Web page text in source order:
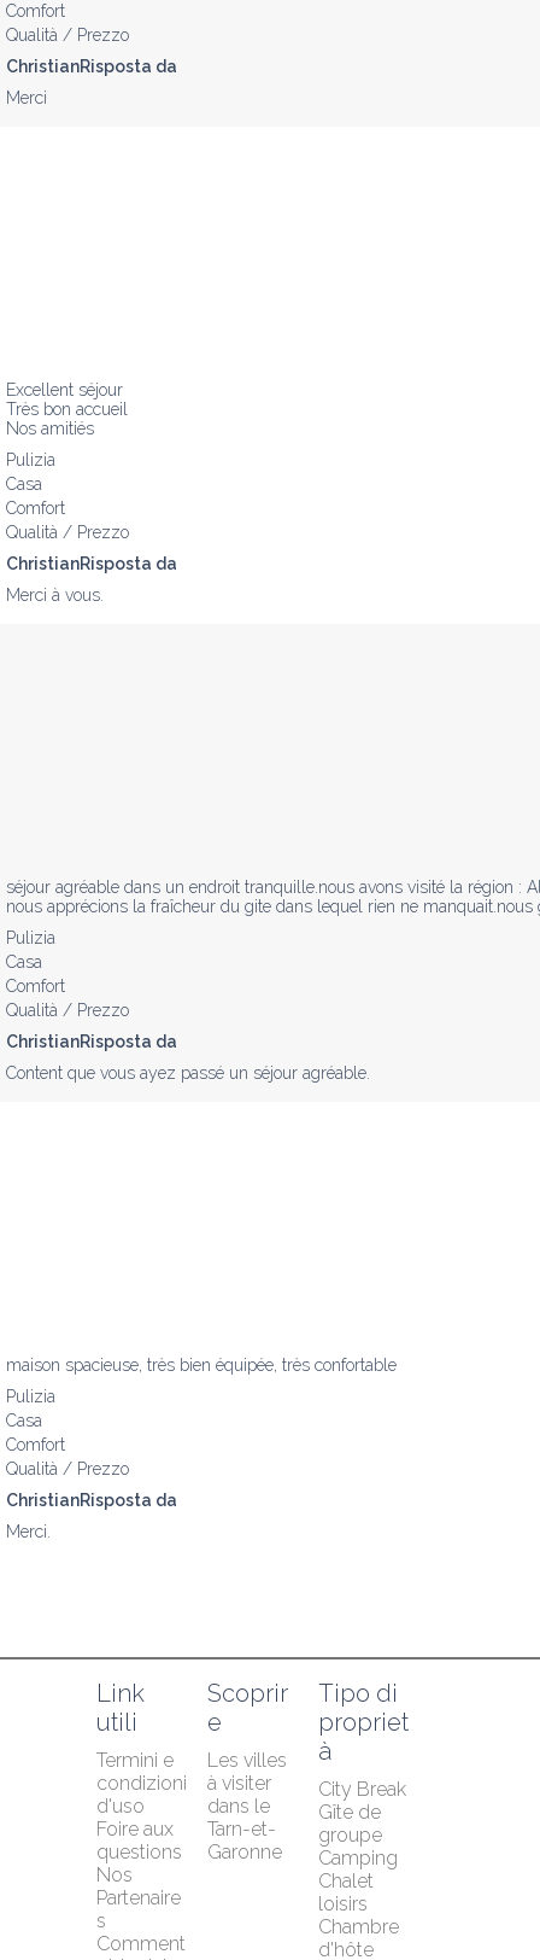
Comfort
Qualità / Prezzo
ChristianRisposta da
Merci
Excellent séjour
Très bon accueil
Nos amitiés
Pulizia
Casa
Comfort
Qualità / Prezzo
ChristianRisposta da
Merci à vous.
séjour agréable dans un endroit tranquille.nous avons visité la région
nous apprécions la fraîcheur du gite dans lequel rien ne
Pulizia
Casa
Comfort
Qualità / Prezzo
ChristianRisposta da
Content que vous ayez passé un séjour agréable.
maison spacieuse, très bien équipée, très confortable
Pulizia
Casa
Comfort
Qualità / Prezzo
ChristianRisposta da
Merci.
Link
utili
Termini e
condizioni
d'uso
Foire aux
questions
Nos
Partenaire
s
Comment
Scoprir
e
Les villes
à visiter
dans le
Tarn-et-
Garonne
Tipo di
propriet
à
City Break
Gîte de
groupe
Camping
Chalet
loisirs
Chambre
d'hôte